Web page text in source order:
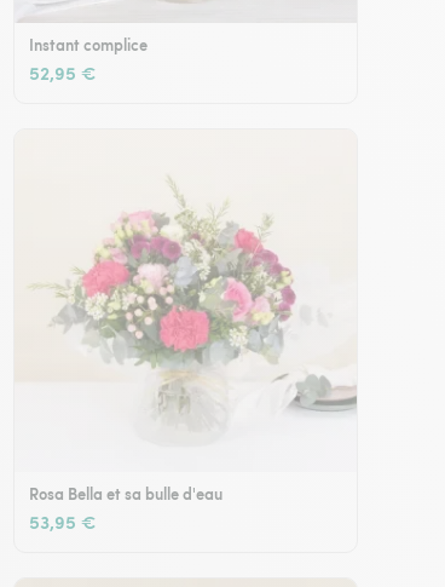
Instant complice
52,95 €
Rosa Bella et sa bulle d'eau
53,95 €